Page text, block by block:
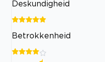
Deskundigheid
Betrokkenheid